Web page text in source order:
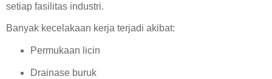
setiap fasilitas industri.
Banyak kecelakaan kerja terjadi akibat:
Permukaan licin
Drainase buruk